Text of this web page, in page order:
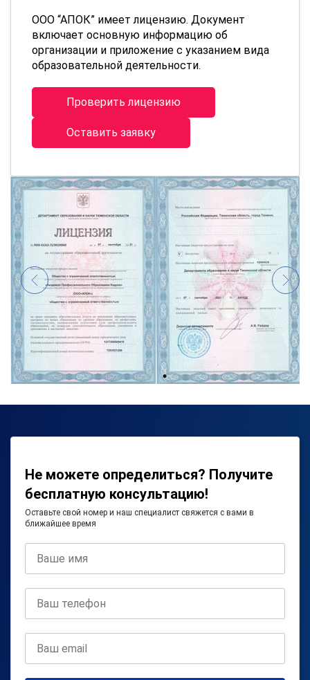
ООО “АПОК” имеет лицензию. Документ
включает основную информацию об
организации и приложение с указанием вида
образовательной деятельности.
Проверить лицензию
Оставить заявку
Не можете определиться? Получите
бесплатную консультацию!
Оставьте свой номер и наш специалист свяжется с вами в
ближайшее время